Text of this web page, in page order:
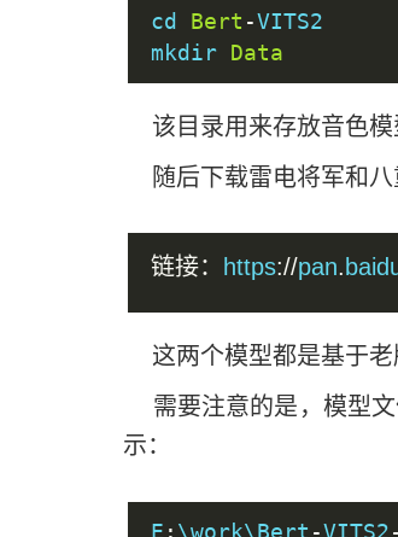
cd Bert -VITS2
mkdir Data
该目录用来存放音色模
随后下载雷电将军和八
链接： https://pan.
这两个模型都是基于老
需要注意的是，模型文
示：
E : \work\Bert -VITS2-